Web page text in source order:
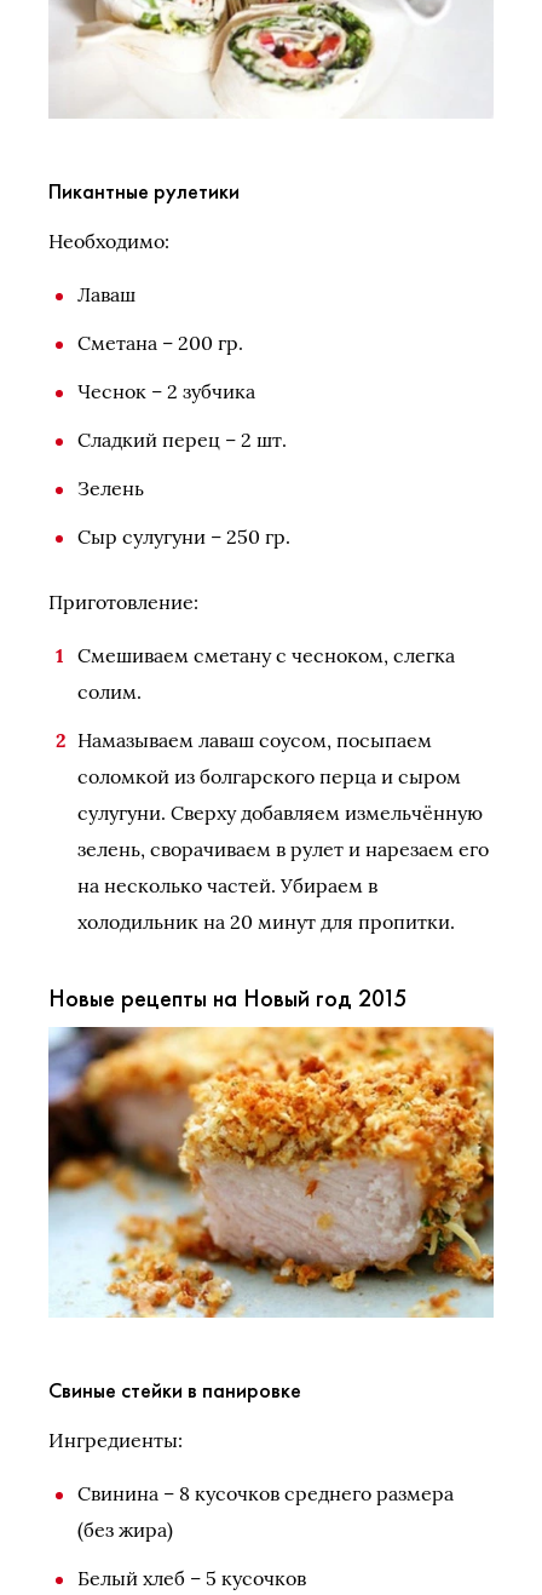
Пикантные рулетики
Необходимо:
Лаваш
Сметана – 200 гр.
Чеснок – 2 зубчика
Сладкий перец – 2 шт.
Зелень
Сыр сулугуни – 250 гр.
Приготовление:
Смешиваем сметану с чесноком, слегка
солим.
Намазываем лаваш соусом, посыпаем
соломкой из болгарского перца и сыром
сулугуни. Сверху добавляем измельчённую
зелень, сворачиваем в рулет и нарезаем его
на несколько частей. Убираем в
холодильник на 20 минут для пропитки.
Новые рецепты на Новый год 2015
Свиные стейки в панировке
Ингредиенты:
Свинина – 8 кусочков среднего размера
(без жира)
Белый хлеб – 5 кусочков